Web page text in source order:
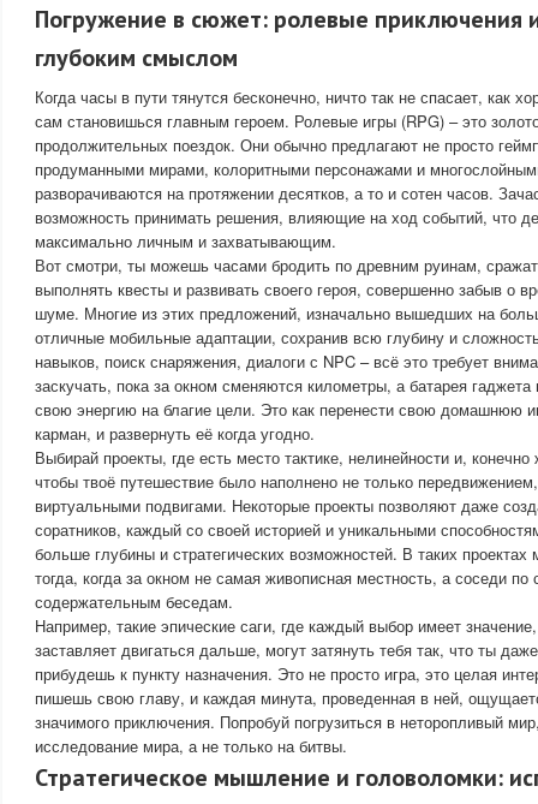
Погружение в сюжет: ролевые приключения
глубоким смыслом
Когда часы в пути тянутся бесконечно, ничто так не спасает, как
сам становишься главным героем. Ролевые игры (RPG) – это
продолжительных поездок. Они обычно предлагают не просто
продуманными мирами, колоритными персонажами и
разворачиваются на протяжении десятков, а то и сотен часов.
возможность принимать решения, влияющие на ход событий, что
максимально личным и захватывающим.
Вот смотри, ты можешь часами бродить по древним руинам,
выполнять квесты и развивать своего героя, совершенно забыв о
шуме. Многие из этих предложений, изначально вышедших на
отличные мобильные адаптации, сохранив всю глубину и
навыков, поиск снаряжения, диалоги с NPC – всё это требует
заскучать, пока за окном сменяются километры, а батарея
свою энергию на благие цели. Это как перенести свою домашнюю
карман, и развернуть её когда угодно.
Выбирай проекты, где есть место тактике, нелинейности и,
чтобы твоё путешествие было наполнено не только
виртуальными подвигами. Некоторые проекты позволяют даже
соратников, каждый со своей историей и уникальными
больше глубины и стратегических возможностей. В таких
тогда, когда за окном не самая живописная местность, а соседи по
содержательным беседам.
Например, такие эпические саги, где каждый выбор имеет
заставляет двигаться дальше, могут затянуть тебя так, что ты
прибудешь к пункту назначения. Это не просто игра, это целая
пишешь свою главу, и каждая минута, проведенная в ней,
значимого приключения. Попробуй погрузиться в неторопливый
исследование мира, а не только на битвы.
Стратегическое мышление и головоломки: